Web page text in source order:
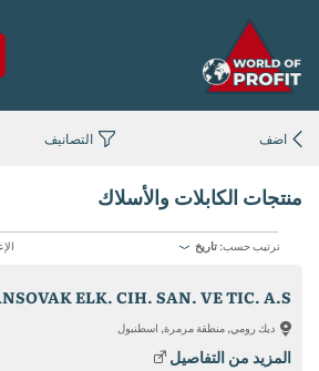
منتجات الكابلات والأسلاك
ترتيب حسب: تاريخ
ELK. CIH. SAN. VE TIC. A.S.
ديك رومي, منطقة مرمرة, اسطنبول
المزيد من التفاصيل
اضف التصانيف